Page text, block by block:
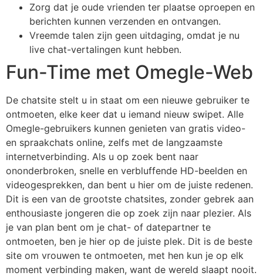
Zorg dat je oude vrienden ter plaatse oproepen en
berichten kunnen verzenden en ontvangen.
Vreemde talen zijn geen uitdaging, omdat je nu
live chat-vertalingen kunt hebben.
Fun-Time met Omegle-Web
De chatsite stelt u in staat om een nieuwe gebruiker te
ontmoeten, elke keer dat u iemand nieuw swipet. Alle
Omegle-gebruikers kunnen genieten van gratis video-
en spraakchats online, zelfs met de langzaamste
internetverbinding. Als u op zoek bent naar
ononderbroken, snelle en verbluffende HD-beelden en
videogesprekken, dan bent u hier om de juiste redenen.
Dit is een van de grootste chatsites, zonder gebrek aan
enthousiaste jongeren die op zoek zijn naar plezier. Als
je van plan bent om je chat- of datepartner te
ontmoeten, ben je hier op de juiste plek. Dit is de beste
site om vrouwen te ontmoeten, met hen kun je op elk
moment verbinding maken, want de wereld slaapt nooit.